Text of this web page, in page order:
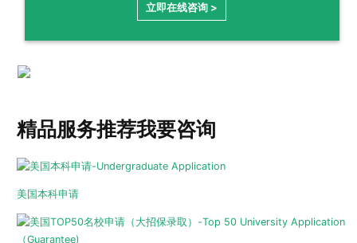
立即在线咨询 >
精品服务推荐我要咨询
美国本科申请